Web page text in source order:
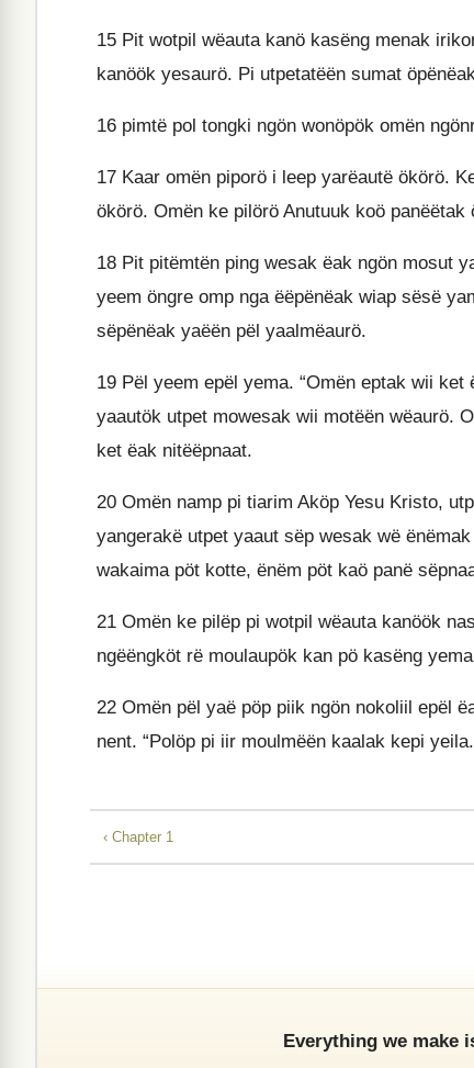
15 Pit wotpil wëauta kanö kasëng menak
kanöök yesaurö. Pi utpetatëën sumat
16 pimtë pol tongki ngön wonöpök omën
17 Kaar omën piporö i leep yarëautë ökörö.
ökörö. Omën ke pilörö Anutuuk koö panëëtak
18 Pit pitëmtën ping wesak ëak ngön mosut
yeem öngre omp nga ëëpënëak wiap sësë
sëpënëak yaëën pël yaalmëaurö.
19 Pël yeem epël yema. “Omën eptak wii
yaautök utpet mowesak wii motëën wëaurö.
ket ëak nitëëpnaat.
20 Omën namp pi tiarim Aköp Yesu Kristo,
yangerakë utpet yaaut sëp wesak wë
wakaima pöt kotte, ënëm pöt kaö panë
21 Omën ke pilëp pi wotpil wëauta kanöök
ngëëngköt rë moulaupök kan pö kasëng
22 Omën pël yaë pöp piik ngön nokoliil epël
nent. “Polöp pi iir moulmëën kaalak kepi
‹ Chapter 1
Everything we make